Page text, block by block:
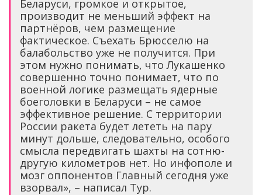
Беларуси, громкое и открытое,
производит не меньший эффект на
партнёров, чем размещение
фактическое. Съехать Брюсселю на
балабольство уже не получится. При
этом нужно понимать, что Лукашенко
совершенно точно понимает, что по
военной логике размещать ядерные
боеголовки в Беларуси – не самое
эффективное решение. С территории
России ракета будет лететь на пару
минут дольше, следовательно, особого
смысла передвигать шахты на сотню-
другую километров нет. Но инфополе и
мозг оппонентов Главный сегодня уже
взорвал», – написал Тур.